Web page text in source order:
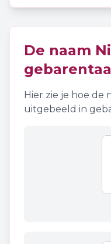
De naam
Hier zie je hoe de
uitgebeeld in